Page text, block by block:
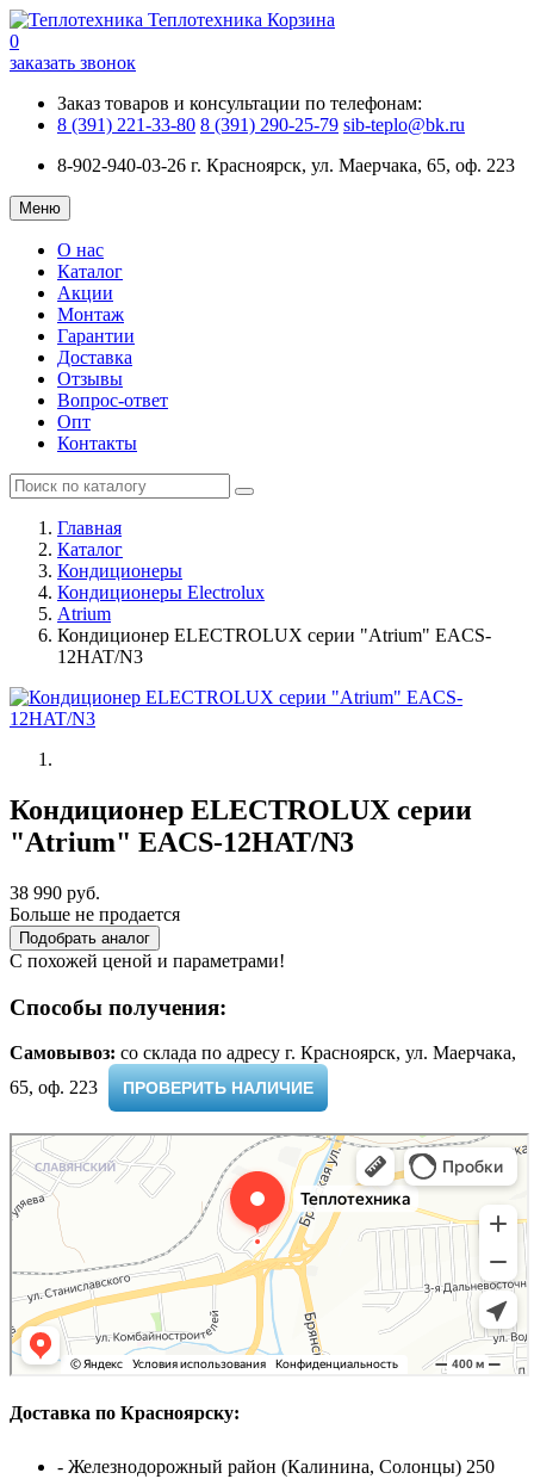
Теплотехника Корзина
0
заказать звонок
Заказ товаров и консультации по телефонам:
8 (391) 221-33-80 8 (391) 290-25-79 sib-teplo@bk.ru
8-902-940-03-26 г. Красноярск, ул. Маерчака, 65, оф. 223
Меню
О нас
Каталог
Акции
Монтаж
Гарантии
Доставка
Отзывы
Вопрос-ответ
Опт
Контакты
Главная
Каталог
Кондиционеры
Кондиционеры Electrolux
Atrium
Кондиционер ELECTROLUX серии "Atrium" EACS-
12HAT/N3
Кондиционер ELECTROLUX серии
"Atrium" EACS-12HAT/N3
38 990 руб.
Больше не продается
Подобрать аналог
С похожей ценой и параметрами!
Способы получения:
Самовывоз: cо склада по адресу г. Красноярск, ул. Маерчака,
65, оф. 223 ​
ПРОВЕРИТЬ НАЛИЧИЕ
Доставка по Красноярску:
- Железнодорожный район (Калинина, Солонцы) 250